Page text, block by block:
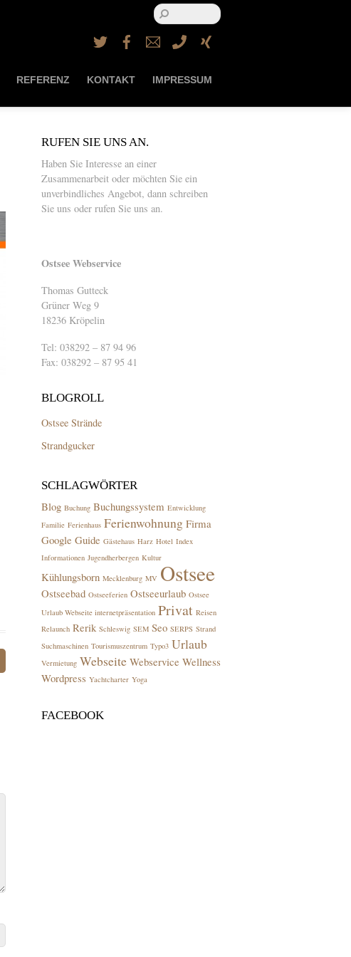
REFERENZ KONTAKT IMPRESSUM
Twitter FacebookEmail Telefon
RUFEN SIE UNS AN.
Haben Sie Interesse an einer
Zusammenarbeit oder möchten Sie ein
unverbindliches Angebot, dann schreiben
Sie uns oder rufen Sie uns an.
Ostsee Webservice
Thomas Gutteck
Grüner Weg 9
18236 Kröpelin
Tel: 038292 – 87 94 96
Fax: 038292 – 87 95 41
BLOGROLL
Ostsee Strände
Strandgucker
SCHLAGWÖRTER
Blog Buchung Buchungssystem Entwicklung
Familie Ferienhaus Ferienwohnung Firma
Google Guide Gästehaus Harz Hotel Index
Informationen Jugendherbergen Kultur
Kühlungsborn Mecklenburg MV Ostsee
Ostseebad Ostseeferien Ostseeurlaub Ostsee
Urlaub Webseite internetpräsentation Privat Reisen
Relaunch Rerik Schleswig SEM Seo SERPS Strand
Suchmaschinen Tourismuszentrum Typo3 Urlaub
Vermietung Webseite Webservice Wellness
Wordpress Yachtcharter Yoga
FACEBOOK